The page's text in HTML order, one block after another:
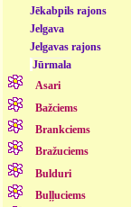
Jēkabpils rajons
Jelgava
Jelgavas rajons
Jūrmala
Asari
Bažciems
Brankciems
Bražuciems
Bulduri
Buļļuciems